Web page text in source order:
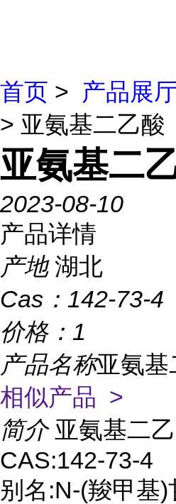
首页 > 产品展
> 亚氨基二乙酸
亚氨基二
2023-08-10
产品详情
产地 湖北
Cas： 142-73-4
价格： 1
产品名称亚氨基
相似产品 >
简介 亚氨基二
CAS:142-73-4
别名:N-(羧甲基